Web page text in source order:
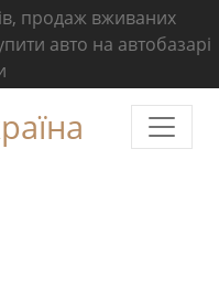
продаж вживаних
авто на автобазарі